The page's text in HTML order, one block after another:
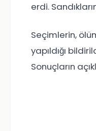
erdi.
Seçimlerin,
yapıldığı
Sonuçların